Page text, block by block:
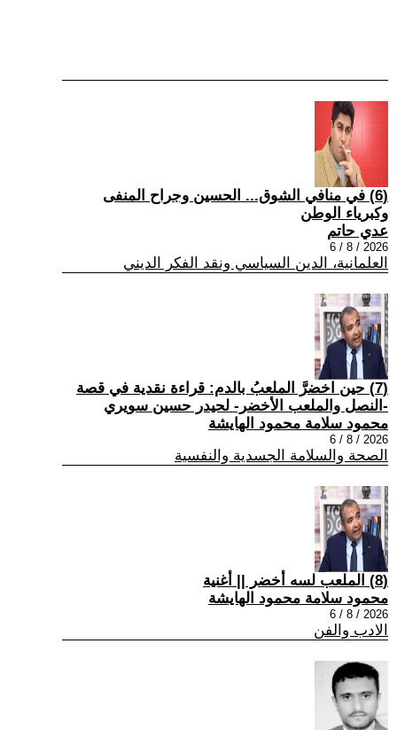
(6) في منافي الشوق... الحسين وجراح المنفى
وكبرياء الوطن
عدي حاتم
2026 / 8 / 6
العلمانية، الدين السياسي ونقد الفكر الديني
(7) حين اخضرَّ الملعبُ بالدم: قراءة نقدية في قصة
-النصل والملعب الأخضر- لحيدر حسين سويري
محمود سلامة محمود الهايشة
2026 / 8 / 6
الصحة والسلامة الجسدية والنفسية
(8) الملعب لسه أخضر || أغنية
محمود سلامة محمود الهايشة
2026 / 8 / 6
الادب والفن